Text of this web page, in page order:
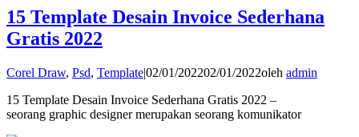
15 Template Desain Invoice Sederhana
Gratis 2022
Corel Draw, Psd, Template|02/01/202202/01/2022oleh admin
15 Template Desain Invoice Sederhana Gratis 2022 –
seorang graphic designer merupakan seorang komunikator